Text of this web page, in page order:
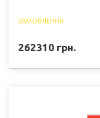
ЗАМОВЛЕННЯ
262310 грн.